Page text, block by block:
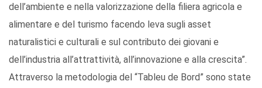
dell’ambiente e nella valorizzazione della filiera agricola e
alimentare e del turismo facendo leva sugli asset
naturalistici e culturali e sul contributo dei giovani e
dell’industria all’attrattività, all’innovazione e alla crescita”.
Attraverso la metodologia del “Tableu de Bord” sono state